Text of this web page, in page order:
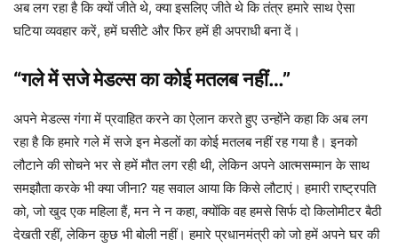
अब लग रहा है कि क्यों जीते थे, क्या इसलिए जीते थे कि तंत्र हमारे साथ ऐसा
घटिया व्यवहार करें, हमें घसीटे और फिर हमें ही अपराधी बना दें।
“गले में सजे मेडल्स का कोई मतलब नहीं…”
अपने मेडल्स गंगा में प्रवाहित करने का ऐलान करते हुए उन्होंने कहा कि अब लग
रहा है कि हमारे गले में सजे इन मेडलों का कोई मतलब नहीं रह गया है। इनको
लौटाने की सोचने भर से हमें मौत लग रही थी, लेकिन अपने आत्मसम्मान के साथ
समझौता करके भी क्या जीना? यह सवाल आया कि किसे लौटाएं। हमारी राष्ट्रपति
को, जो खुद एक महिला हैं, मन ने न कहा, क्योंकि वह हमसे सिर्फ दो किलोमीटर बैठी
देखती रहीं, लेकिन कुछ भी बोली नहीं। हमारे प्रधानमंत्री को जो हमें अपने घर की